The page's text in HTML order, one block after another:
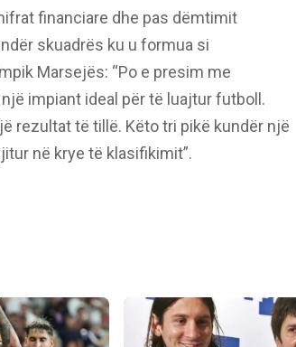
financiare dhe pas dëmtimit
skuadrës ku u formua si
Marsejës: “Po e presim me
impiant ideal për të luajtur futboll.
rezultat të tillë. Këto tri pikë kundër një
në krye të klasifikimit”.